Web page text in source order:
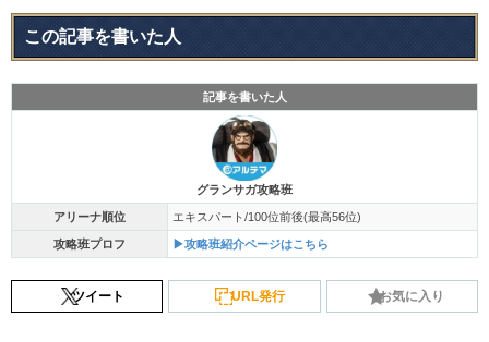
この記事を書いた人
記事を書いた人
グランサガ攻略班
アリーナ順位 エキスパート/100位前後(最高56位)
攻略班プロフ ▶攻略班紹介ページはこちら
ツイート URL発行 お気に入り